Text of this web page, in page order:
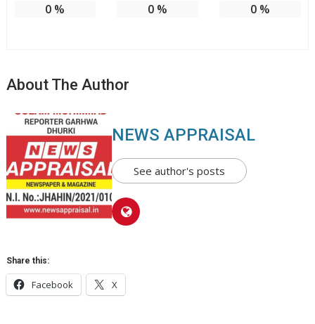
0 % 0 % 0%
About The Author
NEWS APPRAISAL
See author's posts
Share this:
Facebook X